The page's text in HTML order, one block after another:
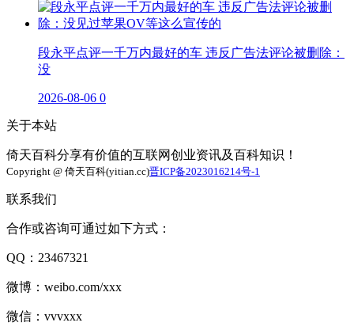
段永平点评一千万内最好的车 违反广告法评论被删除：
没
2026-08-06 0
关于本站
倚天百科分享有价值的互联网创业资讯及百科知识！
Copyright @ 倚天百科(yitian.cc)晋ICP备2023016214号-1
联系我们
合作或咨询可通过如下方式：
QQ：23467321
微博：weibo.com/xxx
微信：vvvxxx